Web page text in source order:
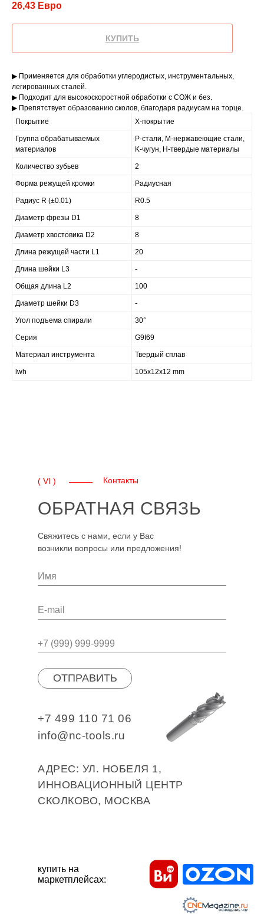
26,43 Евро
КУПИТЬ
▶ Применяется для обработки углеродистых, инструментальных,
легированных сталей.
▶ Подходит для высокоскоростной обработки с СОЖ и без.
▶ Препятствует образованию сколов, благодаря радиусам на торце.
Покрытие
X-покрытие
Группа обрабатываемых
материалов
P-стали, M-нержавеющие стали,
K-чугун, H-твердые материалы
Количество зубьев 2
Форма режущей кромки Радиусная
Радиус R (±0.01) R0.5
Диаметр фрезы D1 8
Диаметр хвостовика D2 8
Длина режущей части L1 20
Длина шейки L3 -
Общая длина L2 100
Диаметр шейки D3 -
Угол подъема спирали 30°
Серия G9I69
Материал инструмента Твердый сплав
lwh 105x12x12 mm
ОБРАТНАЯ СВЯЗЬ
Свяжитесь с нами, если у Вас
возникли вопросы или предложения!
+7 499 110 71 06
info@nc-tools.ru
АДРЕС: УЛ. НОБЕЛЯ 1,
ИННОВАЦИОННЫЙ ЦЕНТР
СКОЛКОВО, МОСКВА
ОТПРАВИТЬ
( VI ) Контакты
купить на
маркетплейсах: